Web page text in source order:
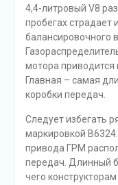
4,4-литровый V8
пробегах страдает
балансировочного
мотора приводится
Главная – самая
коробки передач.
Следует избегать
маркировкой
привода ГРМ
передач. Длинный
чего